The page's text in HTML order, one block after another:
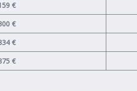
€
€
€
€